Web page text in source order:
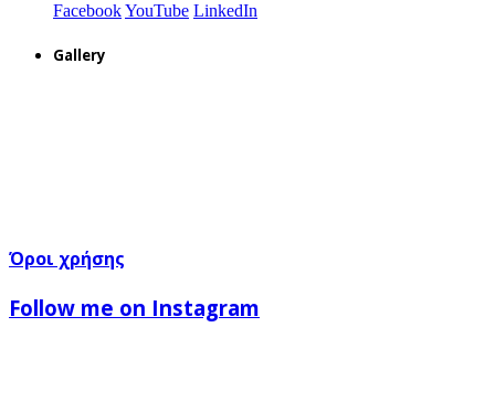
FacebookYouTube LinkedIn
Gallery
Όροι χρήσης
Follow me on Instagram